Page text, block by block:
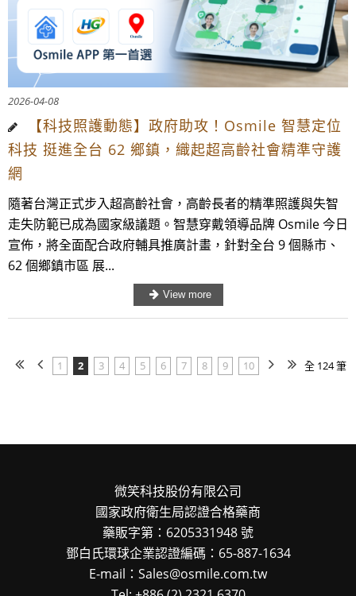
2026-04-08
【科技照護動態】政府助攻！Osmile 智慧定位
科技 挺進全台 62 鄉鎮，織起超高齡社會精準守護
網
隨著台灣正式步入超高齡社會，高齡長者的精準照護與失智
走失防範已成為國家級議題。智慧穿戴領導品牌 Osmile 今日
宣佈，將全面配合政府輔具推廣計畫，針對全台 9 個縣市、
62 個鄉鎮市區 展...
1 2 3 4 5 6 7 8 9 10 全 124 筆
微笑科技股份有限公司
國家政府衛生局認證合格藥商
藥販字第：6205331948 號
鄧白氏環球企業認證編碼：65-887-1634
E-mail：Sales@osmile.com.tw